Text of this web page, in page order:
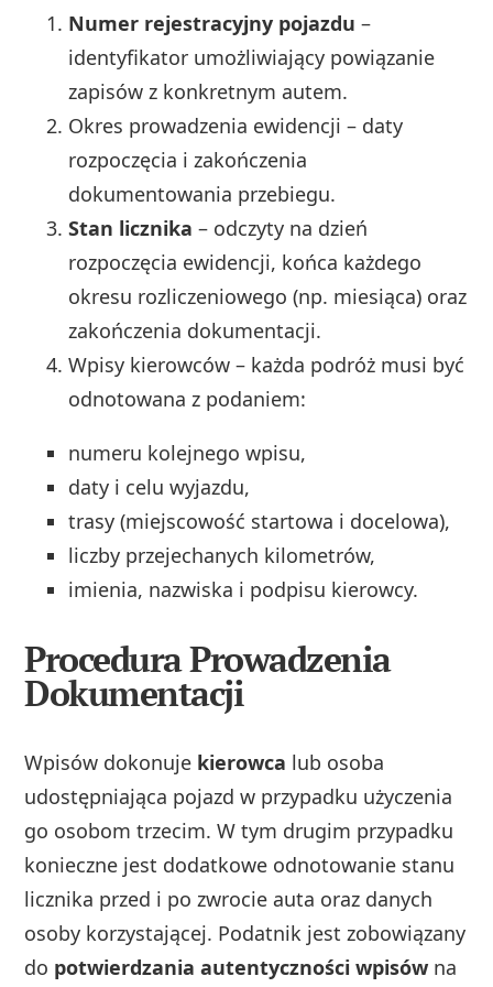
Numer rejestracyjny pojazdu –
identyfikator umożliwiający powiązanie
zapisów z konkretnym autem.
Okres prowadzenia ewidencji – daty
rozpoczęcia i zakończenia
dokumentowania przebiegu.
Stan licznika – odczyty na dzień
rozpoczęcia ewidencji, końca każdego
okresu rozliczeniowego (np. miesiąca) oraz
zakończenia dokumentacji.
Wpisy kierowców – każda podróż musi być
odnotowana z podaniem:
numeru kolejnego wpisu,
daty i celu wyjazdu,
trasy (miejscowość startowa i docelowa),
liczby przejechanych kilometrów,
imienia, nazwiska i podpisu kierowcy.
Procedura Prowadzenia
Dokumentacji
Wpisów dokonuje kierowca lub osoba
udostępniająca pojazd w przypadku użyczenia
go osobom trzecim. W tym drugim przypadku
konieczne jest dodatkowe odnotowanie stanu
licznika przed i po zwrocie auta oraz danych
osoby korzystającej. Podatnik jest zobowiązany
do potwierdzania autentyczności wpisów na